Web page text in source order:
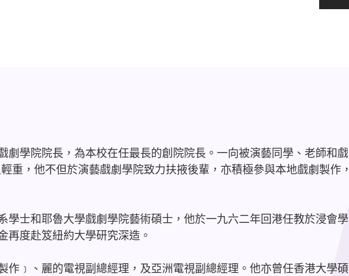
劇學院院長，為本校在任最長的創院院長。一向被演藝同學、老師和戲
重，他不但於演藝戲劇學院致力扶掖後輩，亦積極參與本地戲劇製作，
學士和耶魯大學戲劇學院藝術碩士，他於一九六二年回港任教於浸會學
再度赴笈紐約大學研究深造。
作﹞、麗的電視副總經理，及亞洲電視副總經理。他亦曾任香港大學碩